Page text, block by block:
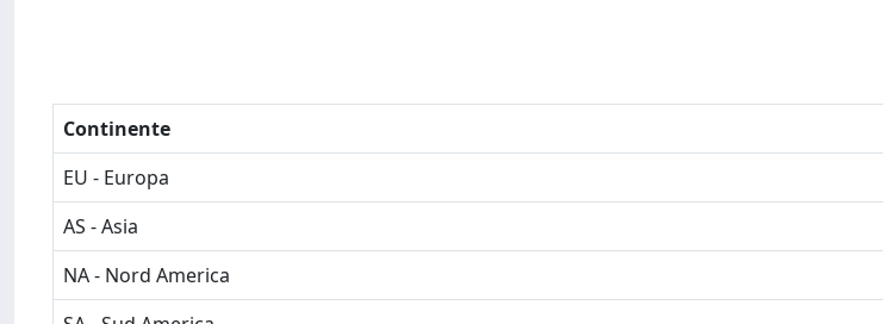
Continente
EU - Europa
AS - Asia
NA - Nord America